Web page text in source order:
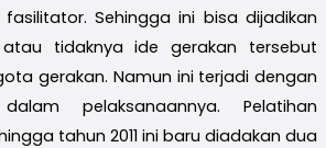
Sehingga ini bisa dijadikan
tidaknya ide gerakan tersebut
gerakan. Namun ini terjadi dengan
pelaksanaannya. Pelatihan
tahun 2011 ini baru diadakan dua